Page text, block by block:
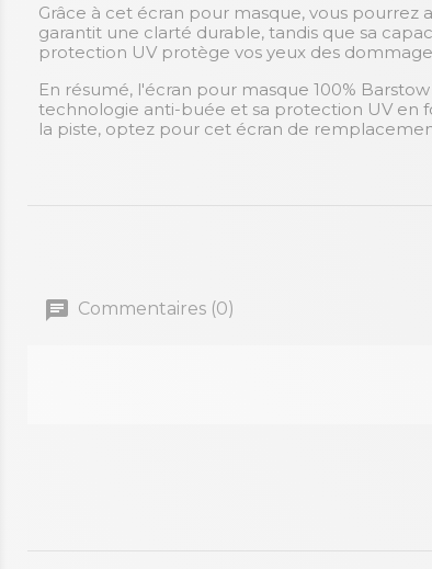
Grâce à cet écran pour masque, vous
garantit une clarté durable, tandis que sa
protection UV protège vos yeux des
En résumé, l'écran pour masque 100%
technologie anti-buée et sa protection UV en
la piste, optez pour cet écran de
Commentaires (0)